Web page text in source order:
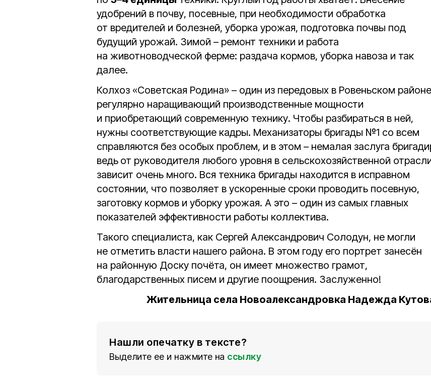
удобрений в почву, посевные, при необходимости обработка
от вредителей и болезней, уборка урожая, подготовка почвы под
будущий урожай. Зимой – ремонт техники и работа
на животноводческой ферме: раздача кормов, уборка навоза и так
далее.
Колхоз «Советская Родина» – один из передовых в Ровеньском
регулярно наращивающий производственные мощности
и приобретающий современную технику. Чтобы разбираться в ней,
нужны соответствующие кадры. Механизаторы бригады №1 со всем
справляются без особых проблем, и в этом – немалая заслуга
ведь от руководителя любого уровня в сельскохозяйственной
зависит очень много. Вся техника бригады находится в исправном
состоянии, что позволяет в ускоренные сроки проводить посевную,
заготовку кормов и уборку урожая. А это – один из самых главных
показателей эффективности работы коллектива.
Такого специалиста, как Сергей Александрович Солодун, не могли
не отметить власти нашего района. В этом году его портрет занесён
на районную Доску почёта, он имеет множество грамот,
благодарственных писем и другие поощрения. Заслуженно!
Жительница села Новоалександровка Надежда
Нашли опечатку в тексте?
Выделите ее и нажмите на ссылку